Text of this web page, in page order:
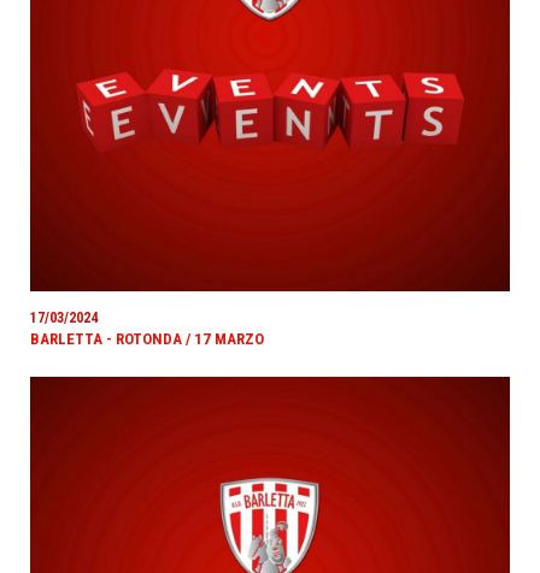
17/03/2024
BARLETTA - ROTONDA / 17 MARZO